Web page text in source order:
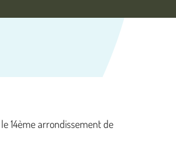
14ème arrondissement de